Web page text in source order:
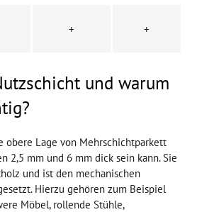
+ +
und warum
obere Lage von Mehrschichtparkett
2,5 mm und 6 mm dick sein kann. Sie
und ist den mechanischen
Hierzu gehören zum Beispiel
Möbel, rollende Stühle,